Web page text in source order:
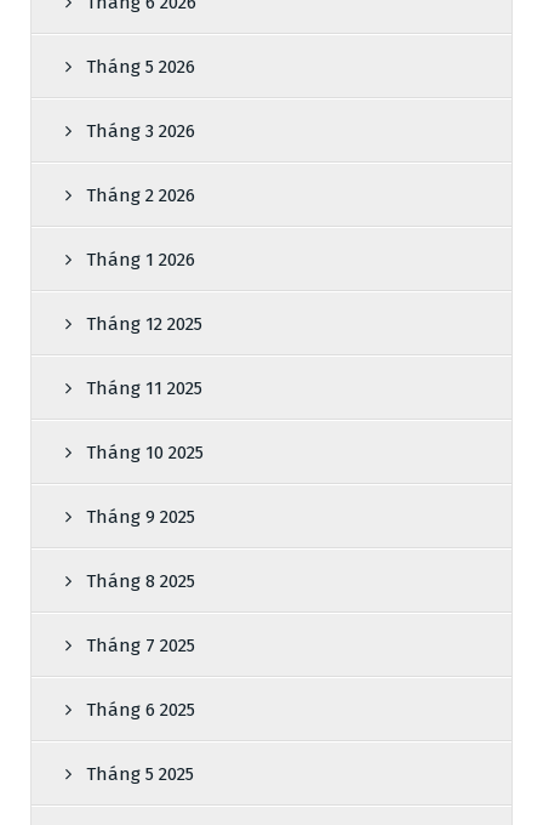
Tháng 5 2026
Tháng 3 2026
Tháng 2 2026
Tháng 1 2026
Tháng 12 2025
Tháng 11 2025
Tháng 10 2025
Tháng 9 2025
Tháng 8 2025
Tháng 7 2025
Tháng 6 2025
Tháng 5 2025